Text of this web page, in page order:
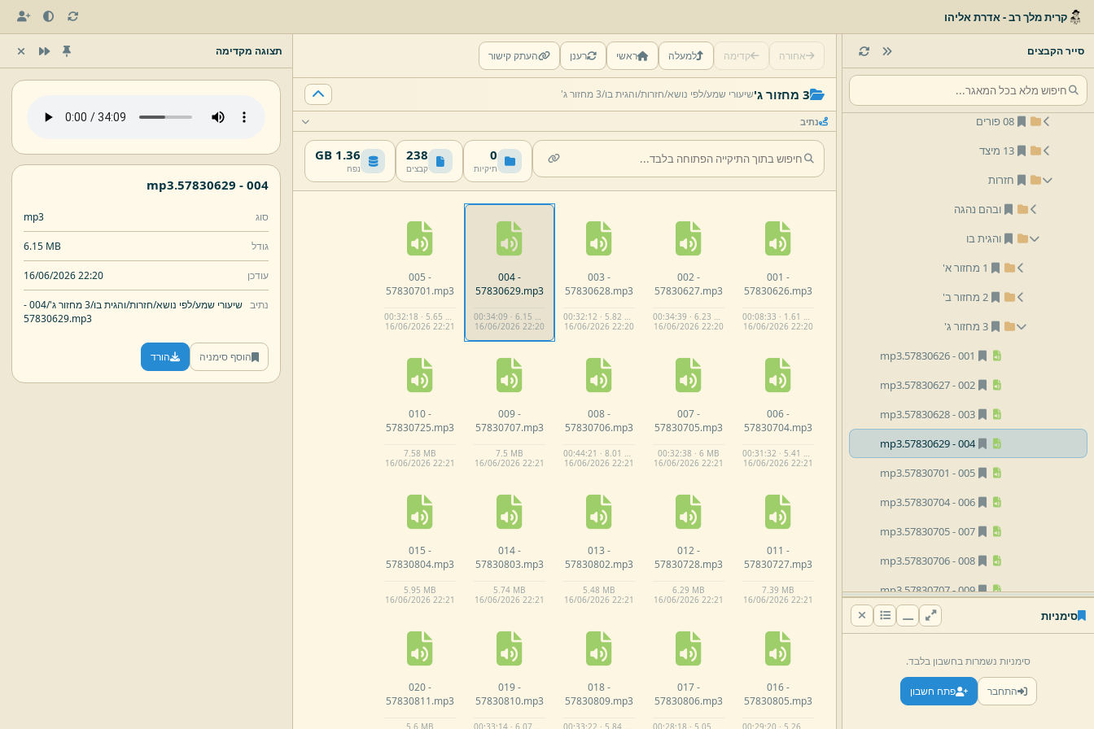
קרית מלך רב - אדרת אליהו
סייר הקבצים
06 חנוכה
08 פורים
13 מיצד
חזרות
ובהם נהגה
והגית בו
1 מחזור א'
2 מחזור ב'
3 מחזור ג'
001 -
mp3
002 -
mp3
003 -
mp3
004 -
mp3
005 -
mp3
006 -
mp3
007 -
mp3
008 -
mp3
009 -
57830707.
mp3
mp3
012 -
57830728.
mp3
013 -
57830802.
mp3
סימניות
סימניות נשמרות בחשבון בלבד.
התחבר פתח חשבון
אחורה קדימה למעלה ראשי רענן העתק קישור
3 מחזור ג' שיעורי שמע/לפי נושא/חזרות/והגית בו/3 מחזור ג'
נתיב
0
תיקיות
238
קבצים
1.36 GB
נפח
001 -
57830626.mp3
00:08:33 · 1.61 MB
16/06/2026 22:20
002 -
57830627.mp3
00:34:39 · 6.23 MB
16/06/2026 22:20
003 -
57830628.mp3
00:32:12 · 5.82 MB
16/06/2026 22:20
004 -
57830629.mp3
00:34:09 · 6.15 MB
16/06/2026 22:20
005 -
57830701.mp3
00:32:18 · 5.65 MB
16/06/2026 22:21
006 -
57830704.mp3
00:31:32 · 5.41 MB
16/06/2026 22:21
007 -
57830705.mp3
00:32:38 · 6 MB
16/06/2026 22:21
008 -
57830706.mp3
00:44:21 · 8.01 MB
16/06/2026 22:21
009 -
57830707.mp3
7.5 MB
16/06/2026 22:21
010 -
57830725.mp3
7.58 MB
16/06/2026 22:21
011 -
57830727.mp3
7.39 MB
16/06/2026 22:21
012 -
57830728.mp3
6.29 MB
16/06/2026 22:21
013 -
57830802.mp3
5.48 MB
16/06/2026 22:21
014 -
57830803.mp3
5.74 MB
16/06/2026 22:21
015 -
57830804.mp3
5.95 MB
16/06/2026 22:21
016 -
57830805.mp3
017 -
57830806.mp3
018 -
57830809.mp3
019 -
57830810.mp3
020 -
57830811.mp3
5. 6 MB
תצוגה מקדימה
004 -
mp3
סוג mp3
גודל 6.15 MB
עודכן 16/06/2026 22:20
נתיב שיעורי שמע/לפי נושא/חזרות/והגית בו/3 מחזור ג'/
004 -
57830629.mp3
הוסף סימניה הורד